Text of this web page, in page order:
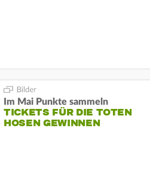
Im Mai Punkte sammeln
TICKETS FÜR DIE TOTEN
HOSEN GEWINNEN